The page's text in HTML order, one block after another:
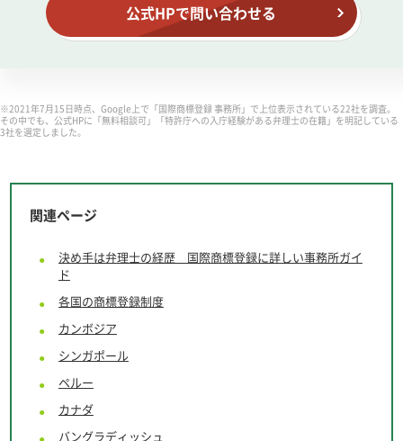
公式HPで問い合わせる
※2021年7月15日時点、Google上で「国際商標登録 事務所」で上位表示されている22社を調査。
その中でも、公式HPに「無料相談可」「特許庁への入庁経験がある弁理士の在籍」を明記している
3社を選定しました。
関連ページ
決め手は弁理士の経歴 国際商標登録に詳しい事務所ガイ
ド
各国の商標登録制度
カンボジア
シンガポール
ペルー
カナダ
バングラディッシュ